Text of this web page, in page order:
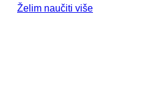
Želim naučiti više